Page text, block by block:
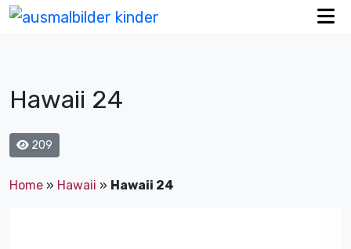
Hawaii 24
209
Home » Hawaii » Hawaii 24